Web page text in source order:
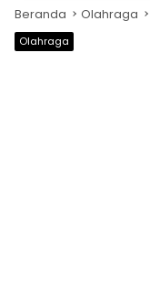
Beranda Olahraga
Olahraga